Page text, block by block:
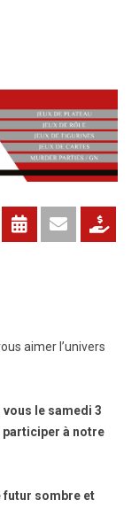
aimer l’univers
vous le samedi 3
participer à notre
futur sombre et